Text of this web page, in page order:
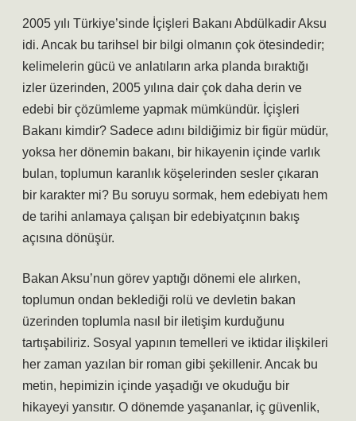
2005 yılı Türkiye’sinde İçişleri Bakanı Abdülkadir Aksu
idi. Ancak bu tarihsel bir bilgi olmanın çok ötesindedir;
kelimelerin gücü ve anlatıların arka planda bıraktığı
izler üzerinden, 2005 yılına dair çok daha derin ve
edebi bir çözümleme yapmak mümkündür. İçişleri
Bakanı kimdir? Sadece adını bildiğimiz bir figür müdür,
yoksa her dönemin bakanı, bir hikayenin içinde varlık
bulan, toplumun karanlık köşelerinden sesler çıkaran
bir karakter mi? Bu soruyu sormak, hem edebiyatı hem
de tarihi anlamaya çalışan bir edebiyatçının bakış
açısına dönüşür.
Bakan Aksu’nun görev yaptığı dönemi ele alırken,
toplumun ondan beklediği rolü ve devletin bakan
üzerinden toplumla nasıl bir iletişim kurduğunu
tartışabiliriz. Sosyal yapının temelleri ve iktidar ilişkileri
her zaman yazılan bir roman gibi şekillenir. Ancak bu
metin, hepimizin içinde yaşadığı ve okuduğu bir
hikayeyi yansıtır. O dönemde yaşananlar, iç güvenlik,